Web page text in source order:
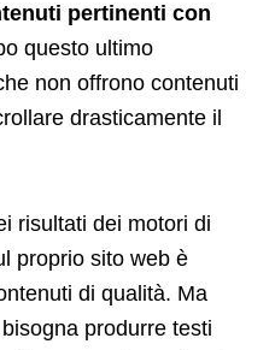
pertinenti con
questo ultimo
non offrono contenuti
drasticamente il
risultati dei motori di
proprio sito web è
di qualità. Ma
produrre testi